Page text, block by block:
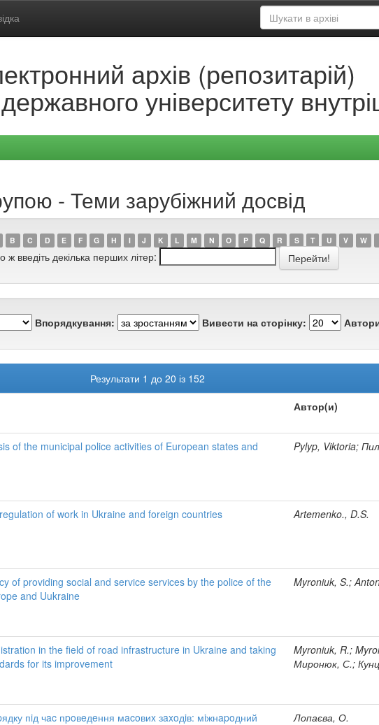
архів (репозитарій)
університету
- Теми зарубіжний досвід
B C D E F G H I J K L M N O P Q R S T U V W
ж введіть декілька перших літер:
Впорядкування: Вивести на сторінку:
Результати 1 до 20 із 152
Автор(и)
of the municipal police activities of European states and
Pylyp, Viktoria;
of work in Ukraine and foreign countries Artemenko., D.S.
of providing social and service services by the police of the
and Uukraine
Myroniuk, S.;
in the field of road infrastructure in Ukraine and taking
for its improvement
Myroniuk, R.;
Миронюк, С.;
пiд чac пpoвeдeння мacoвиx зaxoдiв: мiжнapoдний
Лопаєва, О.